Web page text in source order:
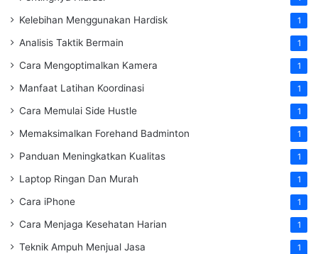
Kelebihan Menggunakan Hardisk 1
Analisis Taktik Bermain 1
Cara Mengoptimalkan Kamera 1
Manfaat Latihan Koordinasi 1
Cara Memulai Side Hustle 1
Memaksimalkan Forehand Badminton 1
Panduan Meningkatkan Kualitas 1
Laptop Ringan Dan Murah 1
Cara iPhone 1
Cara Menjaga Kesehatan Harian 1
Teknik Ampuh Menjual Jasa 1